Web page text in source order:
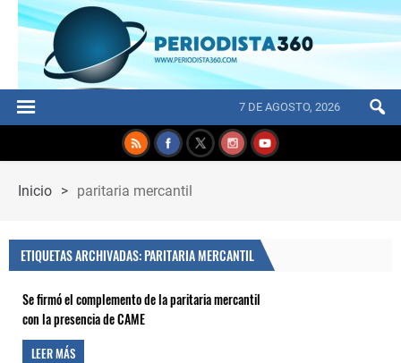
7 DE AGOSTO, 2026
Inicio > paritaria mercantil
ETIQUETAS ARCHIVADAS: PARITARIA MERCANTIL
Se firmó el complemento de la paritaria mercantil
con la presencia de CAME
LEER MÁS